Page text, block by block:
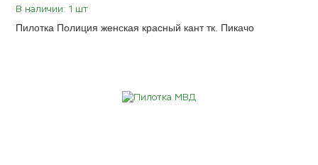
В наличии: 1 шт
Пилотка Полиция женская красный кант тк. Пикачо